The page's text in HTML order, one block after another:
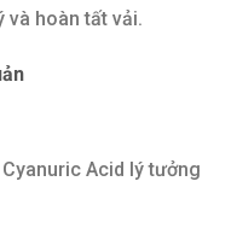
và hoàn tất vải.
Acid lý tưởng